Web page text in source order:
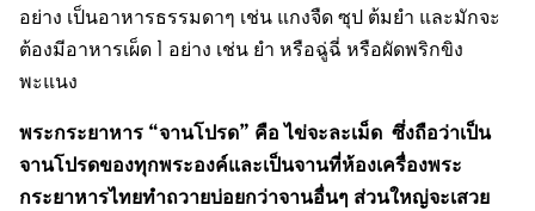
อย่าง เป็นอาหารธรรมดาๆ เช่น แกงจืด ซุป ต้มยำ และมักจะ
ต้องมีอาหารเผ็ด 1 อย่าง เช่น ยำ หรือฉู่ฉี่ หรือผัดพริกขิง
พะแนง
พระกระยาหาร “จานโปรด” คือ ไข่จะละเม็ด ซึ่งถือว่าเป็น
จานโปรดของทุกพระองค์และเป็นจานที่ห้องเครื่องพระ
กระยาหารไทยทำถวายบ่อยกว่าจานอื่นๆ ส่วนใหญ่จะเสวย